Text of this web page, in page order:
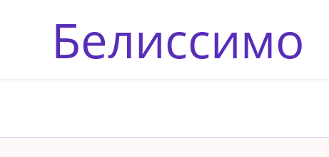
содержимомуБелиссимо